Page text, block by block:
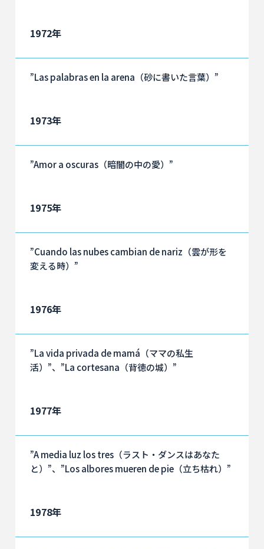
1972年
”Las palabras en la arena（砂に書いた言葉）”
1973年
”Amor a oscuras（暗闇の中の愛）”
1975年
”Cuando las nubes cambian de nariz（雲が形を
変える時）”
1976年
”La vida privada de mamá（ママの私生
活）”、”La cortesana（背徳の城）”
1977年
”A media luz los tres（ラスト・ダンスはあなた
と）”、”Los albores mueren de pie（立ち枯れ）”
1978年